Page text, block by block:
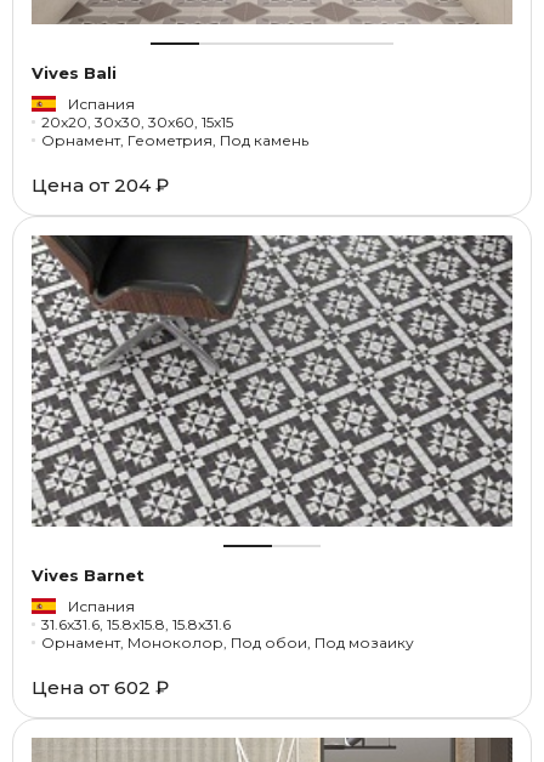
Vives Bali
Испания
20x20, 30x30, 30x60, 15x15
Орнамент, Геометрия, Под камень
Цена от 204 ₽
Vives Barnet
Испания
31.6x31.6, 15.8x15.8, 15.8x31.6
Орнамент, Моноколор, Под обои, Под мозаику
Цена от 602 ₽